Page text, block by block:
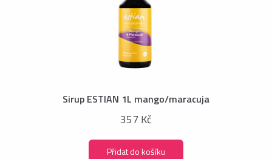
Sirup ESTIAN 1L mango/maracuja
357 Kč
Přidat do košíku